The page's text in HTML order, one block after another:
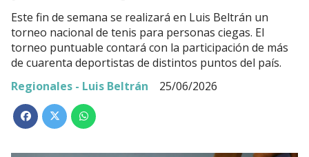
Este fin de semana se realizará en Luis Beltrán un
torneo nacional de tenis para personas ciegas. El
torneo puntuable contará con la participación de más
de cuarenta deportistas de distintos puntos del país.
Regionales - Luis Beltrán
25/06/2026